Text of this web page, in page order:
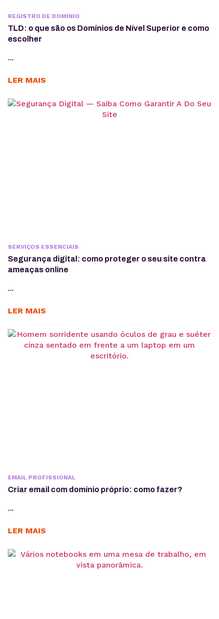
REGISTRO DE DOMÍNIO
TLD: o que são os Domínios de Nível Superior e como
escolher
...
LER MAIS
SERVIÇOS ESSENCIAIS
Segurança digital: como proteger o seu site contra
ameaças online
...
LER MAIS
EMAIL PROFISSIONAL
Criar email com domínio próprio: como fazer?
...
LER MAIS